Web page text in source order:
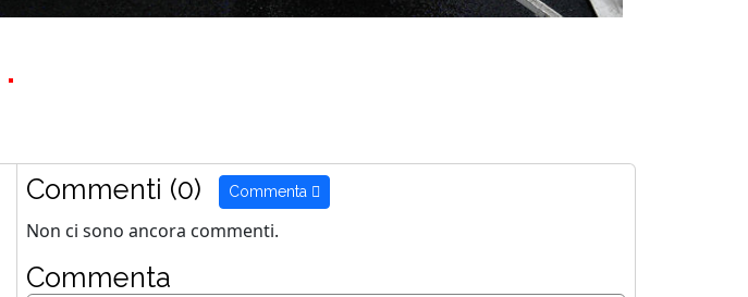
Commenti (0) Commenta
Non ci sono ancora commenti.
Commenta